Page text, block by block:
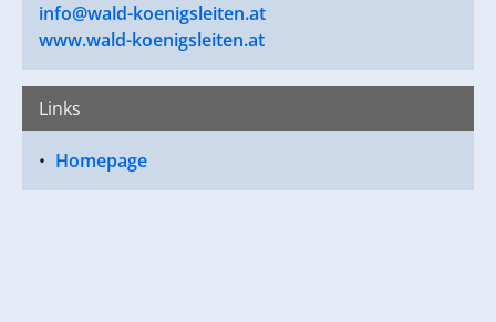
info@wald-koenigsleiten.at
www.wald-koenigsleiten.at
Links
Homepage